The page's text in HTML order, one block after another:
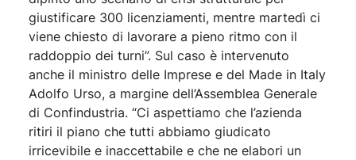
giustificare 300 licenziamenti, mentre martedì ci
viene chiesto di lavorare a pieno ritmo con il
raddoppio dei turni”. Sul caso è intervenuto
anche il ministro delle Imprese e del Made in Italy
Adolfo Urso, a margine dell’Assemblea Generale
di Confindustria. “Ci aspettiamo che l’azienda
ritiri il piano che tutti abbiamo giudicato
irricevibile e inaccettabile e che ne elabori un